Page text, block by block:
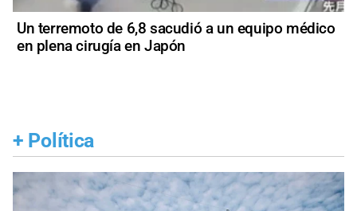
Un terremoto de 6,8 sacudió a un equipo médico
en plena cirugía en Japón
+ Política